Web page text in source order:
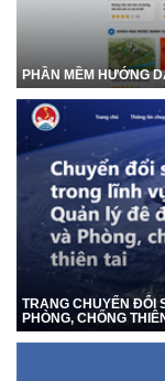
PHẦN MỀM HƯỚNG
TRANG CHUYỂN ĐỔI
PHÒNG, CHỐNG